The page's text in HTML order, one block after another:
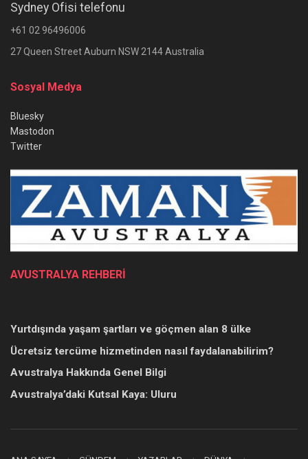
Sydney Ofisi telefonu
+61 02 96496006
27 Queen Street Auburn NSW 2144 Australia
Sosyal Medya
Bluesky
Mastodon
Twitter
AVUSTRALYA REHBERİ
Yurtdışında yaşam şartları ve göçmen alan 8 ülke
Ücretsiz tercüme hizmetinden nasıl faydalanabilirim?
Avustralya Hakkında Genel Bilgi
Avustralya’daki Kutsal Kaya: Uluru